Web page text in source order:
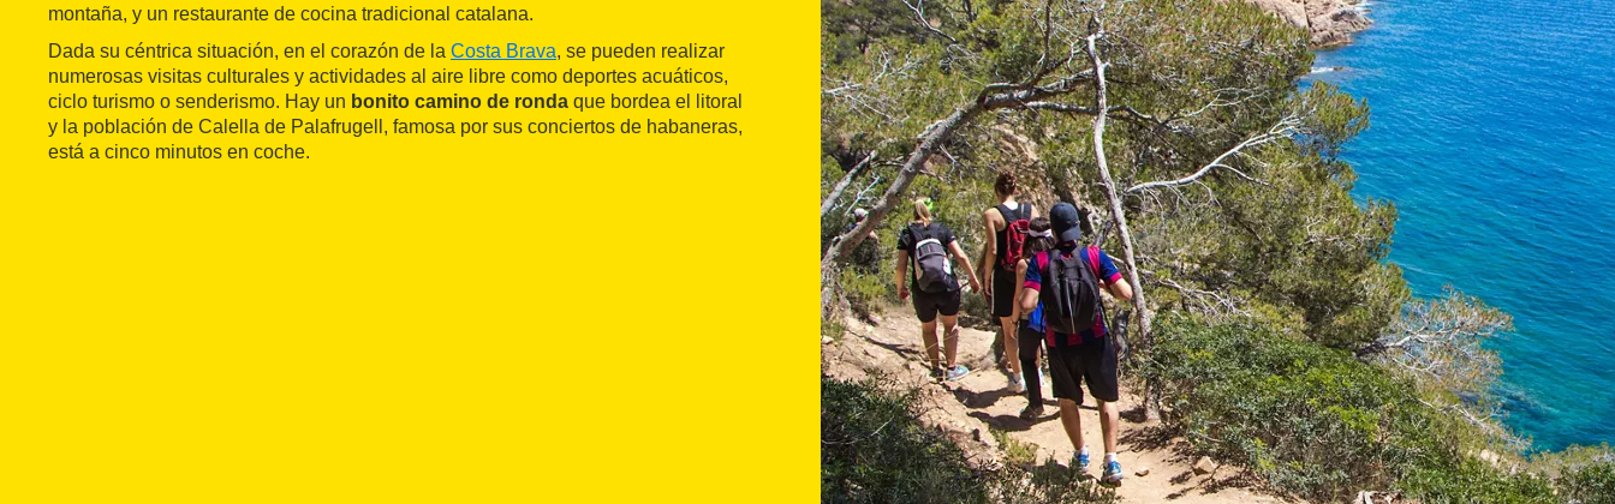
montaña, y un restaurante de cocina tradicional catalana.
Dada su céntrica situación, en el corazón de la Costa Brava, se pueden realizar
numerosas visitas culturales y actividades al aire libre como deportes acuáticos,
ciclo turismo o senderismo. Hay un bonito camino de ronda que bordea el litoral
y la población de Calella de Palafrugell, famosa por sus conciertos de habaneras,
está a cinco minutos en coche.